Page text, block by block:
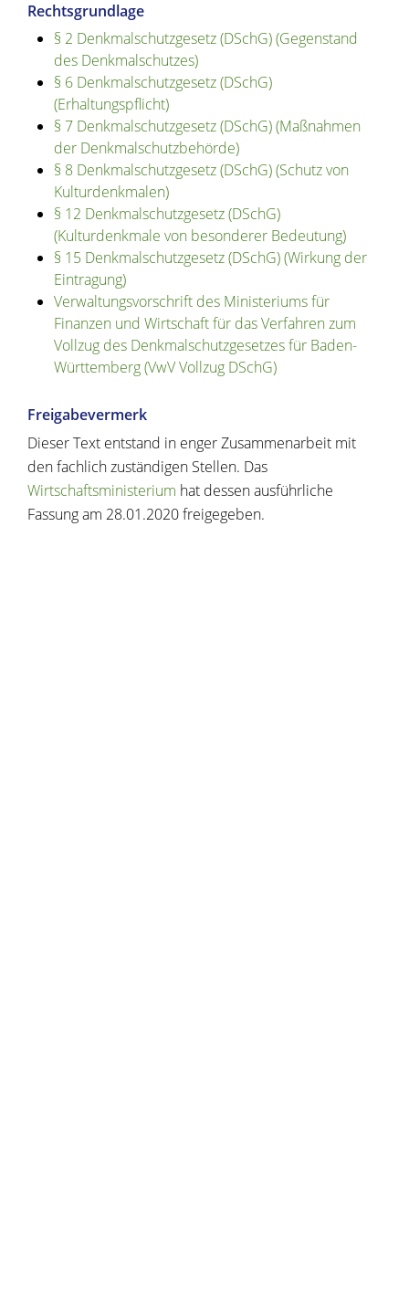
Rechtsgrundlage
§ 2 Denkmalschutzgesetz (DSchG) (Gegenstand
des Denkmalschutzes)
§ 6 Denkmalschutzgesetz (DSchG)
(Erhaltungspflicht)
§ 7 Denkmalschutzgesetz (DSchG) (Maßnahmen
der Denkmalschutzbehörde)
§ 8 Denkmalschutzgesetz (DSchG) (Schutz von
Kulturdenkmalen)
§ 12 Denkmalschutzgesetz (DSchG)
(Kulturdenkmale von besonderer Bedeutung)
§ 15 Denkmalschutzgesetz (DSchG) (Wirkung der
Eintragung)
Verwaltungsvorschrift des Ministeriums für
Finanzen und Wirtschaft für das Verfahren zum
Vollzug des Denkmalschutzgesetzes für Baden-
Württemberg (VwV Vollzug DSchG)
Freigabevermerk
Dieser Text entstand in enger Zusammenarbeit mit
den fachlich zuständigen Stellen. Das
Wirtschaftsministerium hat dessen ausführliche
Fassung am 28.01.2020 freigegeben.